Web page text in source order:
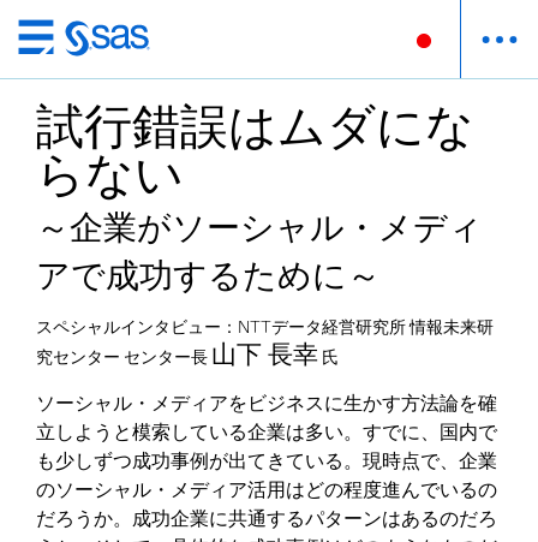
Skip
to
main
content
試行錯誤はムダにな
らない
～企業がソーシャル・メディ
アで成功するために～
スペシャルインタビュー：NTTデータ経営研究所 情報未来研
究センター センター長 山下 長幸 氏
ソーシャル・メディアをビジネスに生かす方法論を確
立しようと模索している企業は多い。すでに、国内で
も少しずつ成功事例が出てきている。現時点で、企業
のソーシャル・メディア活用はどの程度進んでいるの
だろうか。成功企業に共通するパターンはあるのだろ